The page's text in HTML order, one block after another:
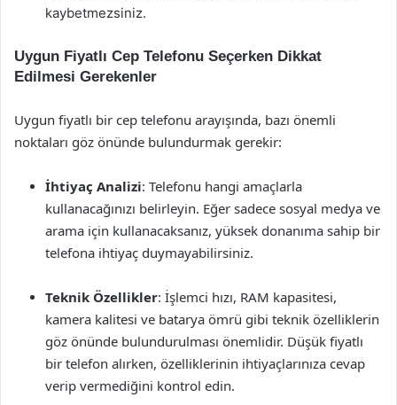
kaybetmezsiniz.
Uygun Fiyatlı Cep Telefonu Seçerken Dikkat
Edilmesi Gerekenler
Uygun fiyatlı bir cep telefonu arayışında, bazı önemli
noktaları göz önünde bulundurmak gerekir:
İhtiyaç Analizi: Telefonu hangi amaçlarla
kullanacağınızı belirleyin. Eğer sadece sosyal medya ve
arama için kullanacaksanız, yüksek donanıma sahip bir
telefona ihtiyaç duymayabilirsiniz.
Teknik Özellikler: İşlemci hızı, RAM kapasitesi,
kamera kalitesi ve batarya ömrü gibi teknik özelliklerin
göz önünde bulundurulması önemlidir. Düşük fiyatlı
bir telefon alırken, özelliklerinin ihtiyaçlarınıza cevap
verip vermediğini kontrol edin.